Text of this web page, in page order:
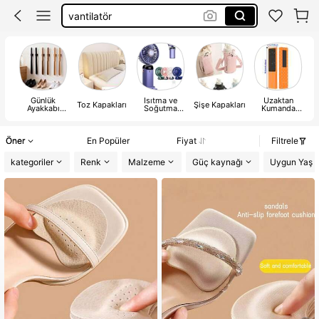
şemsiye
ev terliği
Günlük
Ayakkabı Toz Kapakları Isıtma ve
Soğutma Şişe Kapakları Uzaktan
Kumanda
Öner En Popüler Fiyat
Filtrele
kategoriler
Renk Malzeme Güç kaynağı Uygun Yaş